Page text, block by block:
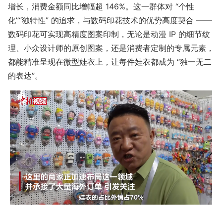
增长，消费金额同比增幅超 146%。这一群体对 “个性
化”“独特性” 的追求，与数码印花技术的优势高度契合 ——
数码印花可实现高精度图案印制，无论是动漫 IP 的细节纹
理、小众设计师的原创图案，还是消费者定制的专属元素，
都能精准呈现在微型娃衣上，让每件娃衣都成为 “独一无二
的表达”。